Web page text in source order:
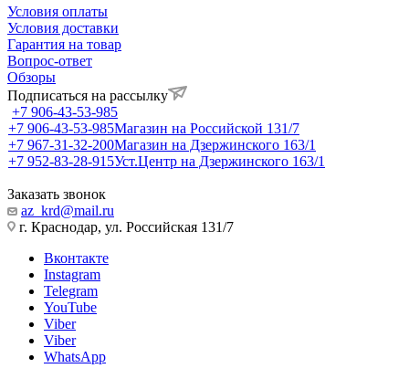
Условия оплаты
Условия доставки
Гарантия на товар
Вопрос-ответ
Обзоры
Подписаться на рассылку
+7 906-43-53-985
+7 906-43-53-985Магазин на Российской 131/7
+7 967-31-32-200Магазин на Дзержинского 163/1
+7 952-83-28-915Уст.Центр на Дзержинского 163/1
Заказать звонок
az_krd@mail.ru
г. Краснодар, ул. Российская 131/7
Вконтакте
Instagram
Telegram
YouTube
Viber
Viber
WhatsApp